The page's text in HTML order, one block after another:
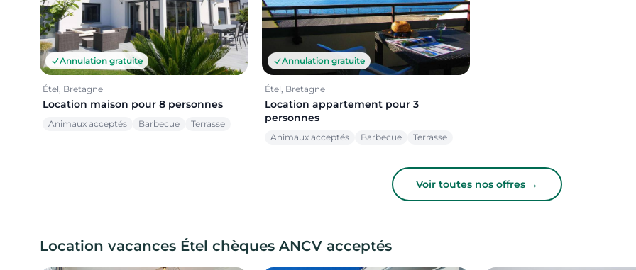
Annulation gratuite
Étel, Bretagne
Location maison pour 8 personnes
Animaux acceptés Barbecue Terrasse
Annulation gratuite
Étel, Bretagne
Location appartement pour 3
personnes
Animaux acceptés Barbecue Terrasse
Voir toutes nos offres →
Location vacances Étel chèques ANCV acceptés